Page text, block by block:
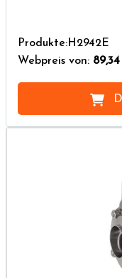
Produkte:H2942E
Webpreis von: